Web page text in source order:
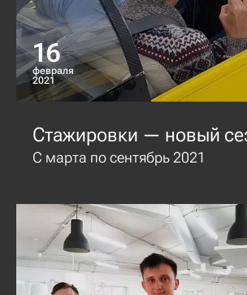
16
февраля
2021
Стажировки — новый
С марта по сентябрь 2021